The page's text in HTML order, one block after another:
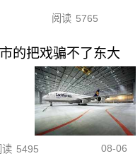
阅读 5765
的把戏骗不了东大
读 5495 08-06